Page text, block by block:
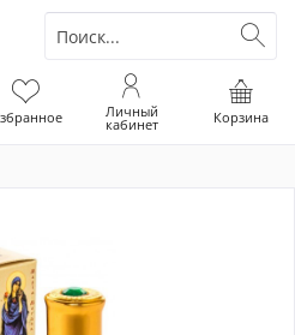
Корзина
Личный
кабинет